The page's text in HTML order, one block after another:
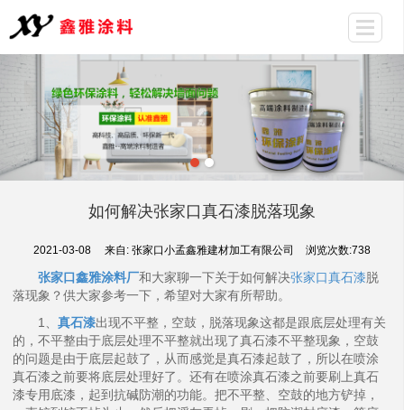
如何解决张家口真石漆脱落现象
2021-03-08 来自:张家口小孟鑫雅建材加工有限公司 浏览次数:738
张家口鑫雅涂料厂和大家聊一下关于如何解决张家口真石漆脱
落现象？供大家参考一下，希望对大家有所帮助。
1、真石漆出现不平整，空鼓，脱落现象这都是跟底层处理有关
的，不平整由于底层处理不平整就出现了真石漆不平整现象，空鼓
的问题是由于底层起鼓了，从而感觉是真石漆起鼓了，所以在喷涂
真石漆之前要将底层处理好了。还有在喷涂真石漆之前要刷上真石
漆专用底漆，起到抗碱防潮的功能。把不平整、空鼓的地方铲掉，